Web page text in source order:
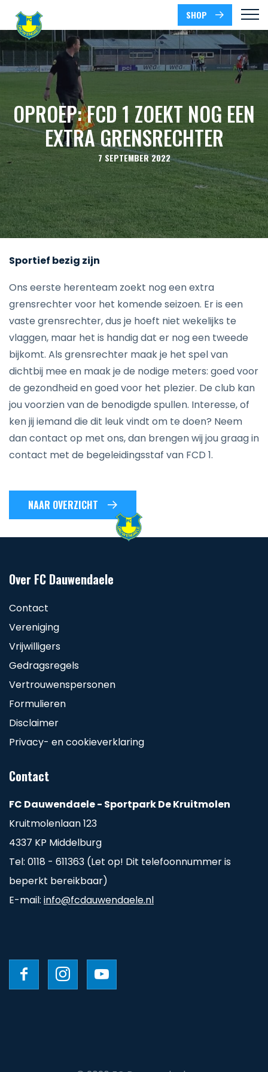
SHOP
OPROEP: FCD 1 ZOEKT NOG EEN
EXTRA GRENSRECHTER
7 SEPTEMBER 2022
Sportief bezig zijn
Ons eerste herenteam zoekt nog een extra
grensrechter voor het komende seizoen. Er is een
vaste grensrechter, dus je hoeft niet wekelijks te
vlaggen, maar het is handig dat er nog een tweede
bijkomt. Als grensrechter maak je het spel van
dichtbij mee en maak je de nodige meters: goed voor
de gezondheid en goed voor het plezier. De club kan
jou voorzien van de benodigde spullen. Interesse, of
ken jij iemand die dit leuk vindt om te doen? Neem
dan contact op met ons, dan brengen wij jou graag in
contact met de begeleidingsstaf van FCD 1.
NAAR OVERZICHT
Over FC Dauwendaele
Contact
Vereniging
Vrijwilligers
Gedragsregels
Vertrouwenspersonen
Formulieren
Disclaimer
Privacy- en cookieverklaring
Contact
FC Dauwendaele - Sportpark De Kruitmolen
Kruitmolenlaan 123
4337 KP Middelburg
Tel: 0118 - 611363 (Let op! Dit telefoonnummer is
beperkt bereikbaar)
E-mail: info@fcdauwendaele.nl